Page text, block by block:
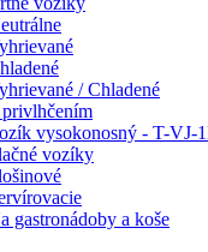
/ Chladené
privlhčením
vozíky
gastronádoby a koše